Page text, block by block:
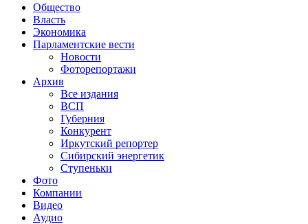
Общество
Власть
Экономика
Парламентские вести
Новости
Фоторепортажи
Архив
Все издания
ВСП
Губерния
Конкурент
Иркутский репортер
Сибирский энергетик
Ступеньки
Фото
Компании
Видео
Аудио